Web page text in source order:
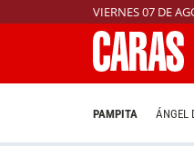
VIERNES 07 DE
PAMPITA ÁNGEL